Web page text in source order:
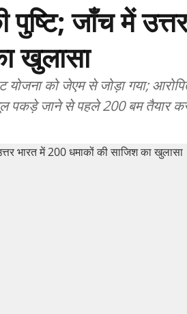
जाँच में
खुलासा
योजना को जेएम से जोड़ा गया;
पकड़े जाने से पहले 200 बम तैयार